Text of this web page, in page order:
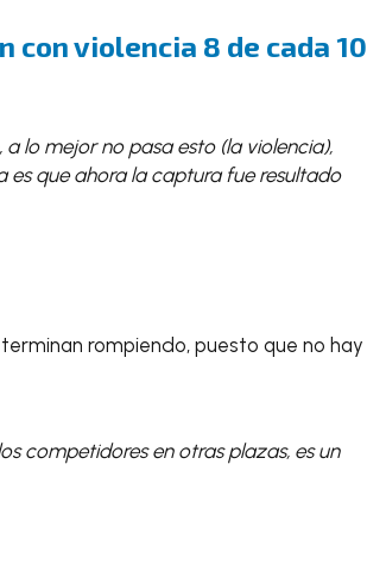
con violencia 8 de cada 10
lo mejor no pasa esto (la violencia),
es que ahora la captura fue resultado
rompiendo, puesto que no hay
competidores en otras plazas, es un